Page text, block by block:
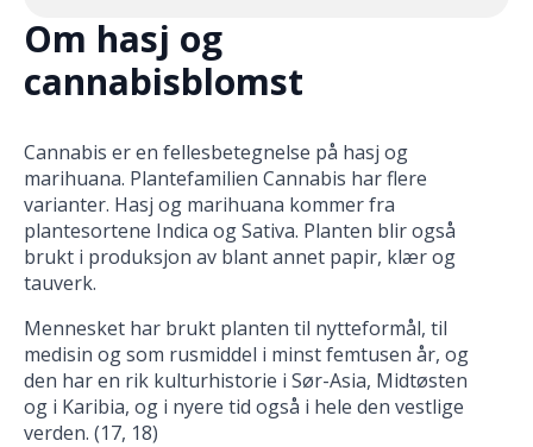
Om hasj og
cannabisblomst
Cannabis er en fellesbetegnelse på hasj og
marihuana. Plantefamilien Cannabis har flere
varianter. Hasj og marihuana kommer fra
plantesortene Indica og Sativa. Planten blir også
brukt i produksjon av blant annet papir, klær og
tauverk.
Mennesket har brukt planten til nytteformål, til
medisin og som rusmiddel i minst femtusen år, og
den har en rik kulturhistorie i Sør-Asia, Midtøsten
og i Karibia, og i nyere tid også i hele den vestlige
verden. (17, 18)